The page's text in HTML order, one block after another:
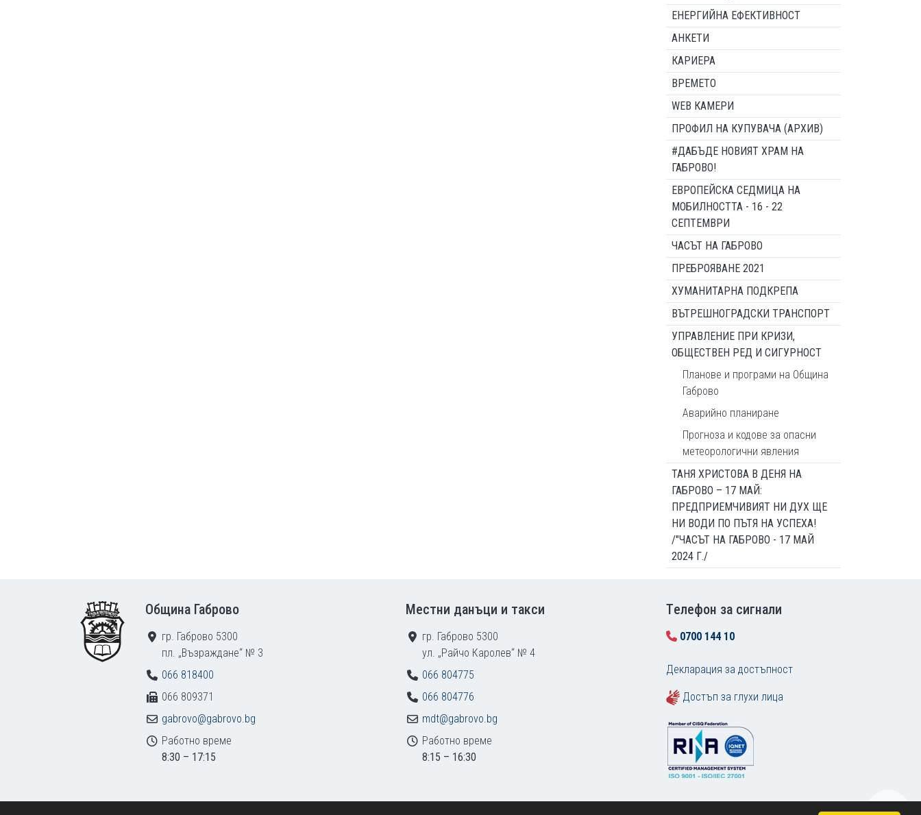
ЕНЕРГИЙНА ЕФЕКТИВНОСТ
АНКЕТИ
КАРИЕРА
ВРЕМЕТО
WEB КАМЕРИ
ПРОФИЛ НА КУПУВАЧА (АРХИВ)
#ДАБЪДЕ НОВИЯТ ХРАМ НА
ГАБРОВО!
ЕВРОПЕЙСКА СЕДМИЦА НА
МОБИЛНОСТТА - 16 - 22
СЕПТЕМВРИ
ЧАСЪТ НА ГАБРОВО
ПРЕБРОЯВАНЕ 2021
ХУМАНИТАРНА ПОДКРЕПА
ВЪТРЕШНОГРАДСКИ ТРАНСПОРТ
УПРАВЛЕНИЕ ПРИ КРИЗИ,
ОБЩЕСТВЕН РЕД И СИГУРНОСТ
Планове и програми на Община
Габрово
Аварийно планиране
Прогноза и кодове за опасни
метеорологични явления
ТАНЯ ХРИСТОВА В ДЕНЯ НА
ГАБРОВО – 17 МАЙ:
ПРЕДПРИЕМЧИВИЯТ НИ ДУХ ЩЕ
НИ ВОДИ ПО ПЪТЯ НА УСПЕХА!
/"ЧАСЪТ НА ГАБРОВО - 17 МАЙ
2024 Г./
Община Габрово
гр. Габрово 5300
пл. „Възраждане“ № 3
066 818400
066 809371
gabrovo@gabrovo.bg
Работно време
8:30 – 17:15
Местни данъци и такси
гр. Габрово 5300
ул. „Райчо Каролев“ № 4
066 804775
066 804776
mdt@gabrovo.bg
Работно време
8:15 – 16:30
Tелефон за сигнали
0700 144 10
Декларация за достъпност
Достъп за глухи лица